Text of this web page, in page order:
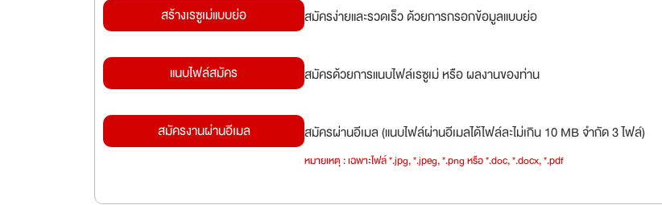
สร้างเรซูเม่แบบย่อ สมัครง่ายและรวดเร็ว ด้วยการกรอกข้อมูลแบบย่อ
แนบไฟล์สมัคร สมัครด้วยการแนบไฟล์เรซูเม่ หรือ ผลงานของท่าน
สมัครงานผ่านอีเมล สมัครผ่านอีเมล (แนบไฟล์ผ่านอีเมลได้ไฟล์ละไม่เกิน 10 MB จำกัด 3 ไฟล์)
หมายเหตุ : เฉพาะไฟล์ *.jpg, *.jpeg, *.png หรือ *.doc, *.docx, *.pdf